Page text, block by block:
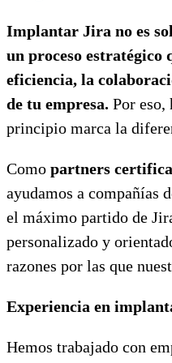
Implantar Jira no es
un proceso estratégico
eficiencia, la
de tu empresa. Por eso,
principio marca la
Como partners
ayudamos a compañías
el máximo partido de
personalizado y
razones por las que
Experiencia en
Hemos trabajado con